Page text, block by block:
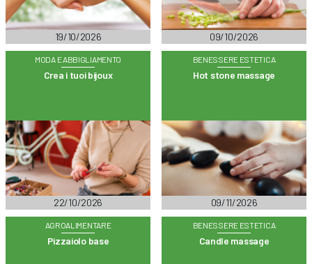
19/10/2026 09/10/2026
MODA E ABBIGLIAMENTO
Crea i tuoi bijoux
22/10/2026
BENESSERE ESTETICA
Hot stone massage
09/11/2026
AGROALIMENTARE
Pizzaiolo base
BENESSERE ESTETICA
Candle massage